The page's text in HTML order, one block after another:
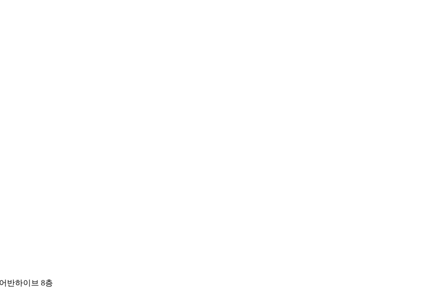
반하이브 8층